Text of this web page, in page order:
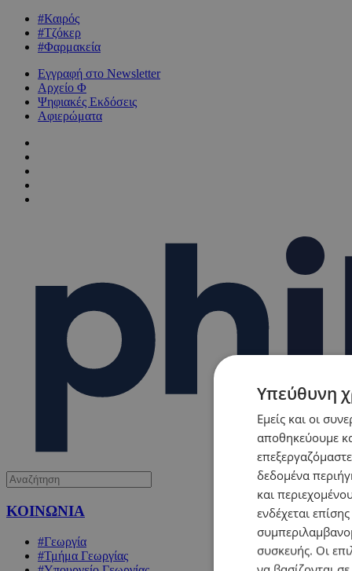
#Καιρός
#Τζόκερ
#Φαρμακεία
Εγγραφή στο Newsletter
Αρχείο Φ
Ψηφιακές Εκδόσεις
Αφιερώματα
ΚΟΙΝΩΝΙΑ
#Γεωργία
#Τμήμα Γεωργίας
Υπεύθυνη
Εμείς και οι
αποθηκεύουμε
δεδομένα
και
ενδέχεται
συσκευής. Οι